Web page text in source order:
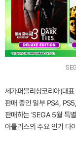
세가퍼블리싱코리아(대
판매 중인 일부 PS4,
판매하는 'SEGA 5월 특
아틀러스의 주요 인기 타